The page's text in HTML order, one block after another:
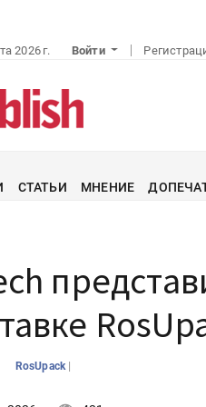
2026 г. Войти
СТАТЬИ МНЕНИЕ
RosUpack |